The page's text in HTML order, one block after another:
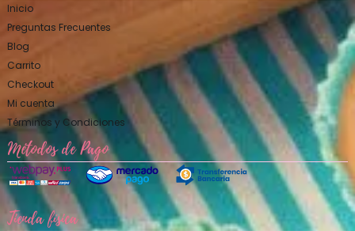
Inicio
Preguntas Frecuentes
Blog
Carrito
Checkout
Mi cuenta
Términos y Condiciones
Métodos de Pago
Tienda física